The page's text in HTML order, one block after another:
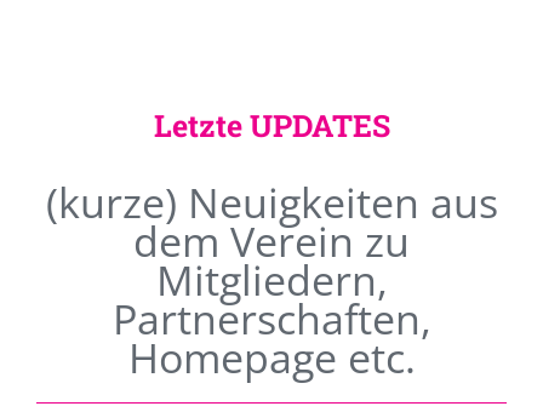
Letzte UPDATES
(kurze) Neuigkeiten aus
dem Verein zu
Mitgliedern,
Partnerschaften,
Homepage etc.